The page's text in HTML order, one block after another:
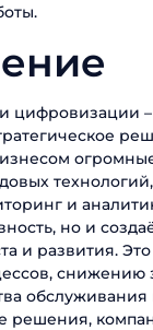
цифровизации –
технологий,
и
но и
и развития. Это
снижению
обслуживания